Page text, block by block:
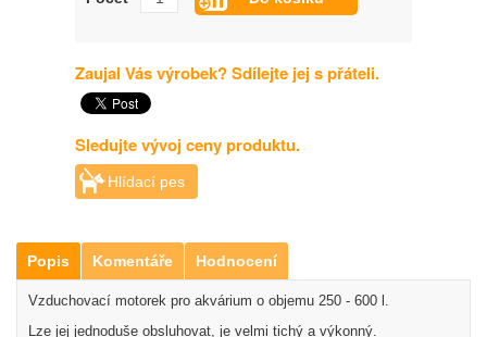
Zaujal Vás výrobek? Sdílejte jej s přáteli.
Sledujte vývoj ceny produktu.
Hlídací pes
Popis Komentáře Hodnocení
Vzduchovací motorek pro akvárium o objemu 250 - 600 l.
Lze jej jednoduše obsluhovat, je velmi tichý a výkonný.